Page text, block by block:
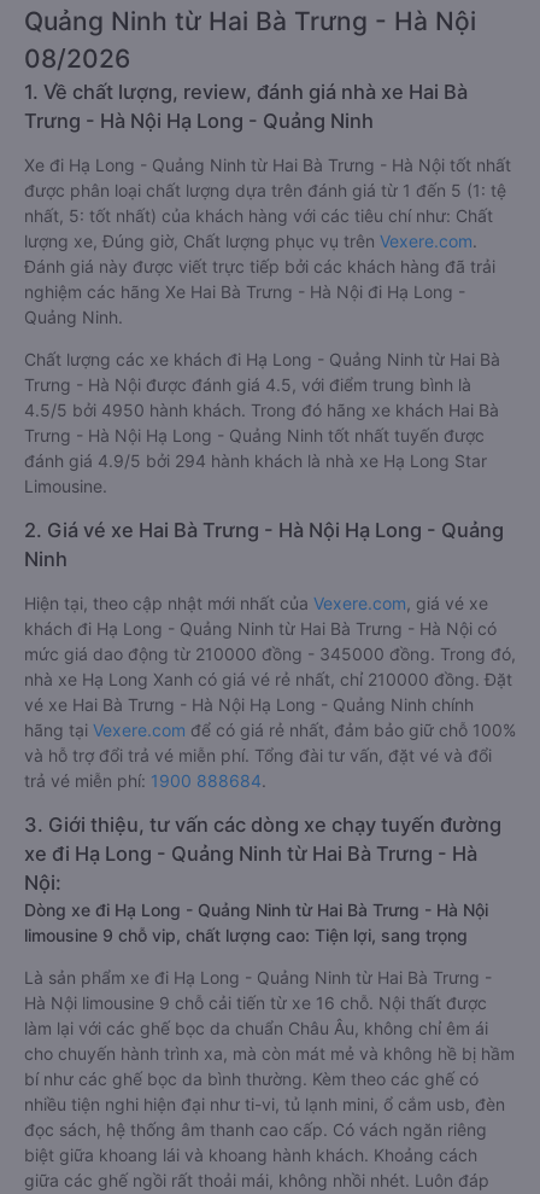
Quảng Ninh từ Hai Bà Trưng - Hà Nội
08/2026
1. Về chất lượng, review, đánh giá nhà xe Hai Bà
Trưng - Hà Nội Hạ Long - Quảng Ninh
Xe đi Hạ Long - Quảng Ninh từ Hai Bà Trưng - Hà Nội tốt nhất
được phân loại chất lượng dựa trên đánh giá từ 1 đến 5 (1: tệ
nhất, 5: tốt nhất) của khách hàng với các tiêu chí như: Chất
lượng xe, Đúng giờ, Chất lượng phục vụ trên Vexere.com.
Đánh giá này được viết trực tiếp bởi các khách hàng đã trải
nghiệm các hãng Xe Hai Bà Trưng - Hà Nội đi Hạ Long -
Quảng Ninh.
Chất lượng các xe khách đi Hạ Long - Quảng Ninh từ Hai Bà
Trưng - Hà Nội được đánh giá 4.5, với điểm trung bình là
4.5/5 bởi 4950 hành khách. Trong đó hãng xe khách Hai Bà
Trưng - Hà Nội Hạ Long - Quảng Ninh tốt nhất tuyến được
đánh giá 4.9/5 bởi 294 hành khách là nhà xe Hạ Long Star
Limousine.
2. Giá vé xe Hai Bà Trưng - Hà Nội Hạ Long - Quảng
Ninh
Hiện tại, theo cập nhật mới nhất của Vexere.com , giá vé xe
khách đi Hạ Long - Quảng Ninh từ Hai Bà Trưng - Hà Nội có
mức giá dao động từ 210000 đồng - 345000 đồng. Trong đó,
nhà xe Hạ Long Xanh có giá vé rẻ nhất, chỉ 210000 đồng. Đặt
vé xe Hai Bà Trưng - Hà Nội Hạ Long - Quảng Ninh chính
hãng tại Vexere.com để có giá rẻ nhất, đảm bảo giữ chỗ 100%
và hỗ trợ đổi trả vé miễn phí. Tổng đài tư vấn, đặt vé và đổi
trả vé miễn phí: 1900 888684.
3. Giới thiệu, tư vấn các dòng xe chạy tuyến đường
xe đi Hạ Long - Quảng Ninh từ Hai Bà Trưng - Hà
Nội:
Dòng xe đi Hạ Long - Quảng Ninh từ Hai Bà Trưng - Hà Nội
limousine 9 chỗ vip, chất lượng cao: Tiện lợi, sang trọng
Là sản phẩm xe đi Hạ Long - Quảng Ninh từ Hai Bà Trưng -
Hà Nội limousine 9 chỗ cải tiến từ xe 16 chỗ. Nội thất được
làm lại với các ghế bọc da chuẩn Châu Âu, không chỉ êm ái
cho chuyến hành trình xa, mà còn mát mẻ và không hề bị hầm
bí như các ghế bọc da bình thường. Kèm theo các ghế có
nhiều tiện nghi hiện đại như ti-vi, tủ lạnh mini, ổ cắm usb, đèn
đọc sách, hệ thống âm thanh cao cấp. Có vách ngăn riêng
biệt giữa khoang lái và khoang hành khách. Khoảng cách
giữa các ghế ngồi rất thoải mái, không nhồi nhét. Luôn đáp